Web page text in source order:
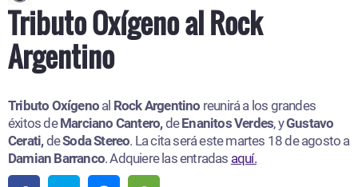
Tributo Oxígeno al Rock
Argentino
Tributo Oxígeno al Rock Argentino reunirá a los grandes
éxitos deMarciano Cantero,deEnanitos Verdes, yGustavo
Cerati,deSoda Stereo. La cita será este martes 18 de agosto a
Damian Barranco. Adquiere las entradas aquí.